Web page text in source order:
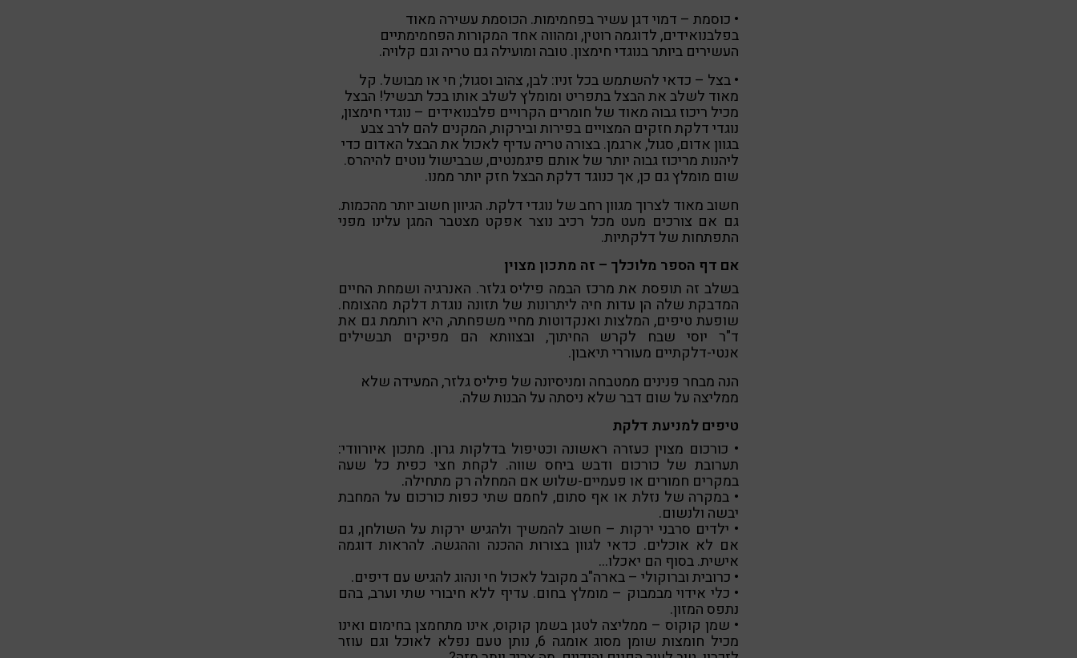
• כוסמת – דמוי דגן עשיר בפחמימות. הכוסמת עשירה מאוד
בפלבנואידים, לדוגמה רוטין, ומהווה אחד המקורות הפחמימתיים
העשירים ביותר בנוגדי חימצון. טובה ומועילה גם טריה וגם קלויה.
• בצל – כדאי להשתמש בכל זניו: לבן, צהוב וסגול; חי או מבושל. קל
מאוד לשלב את הבצל בתפריט ומומלץ לשלב אותו בכל תבשיל! הבצל
מכיל ריכוז גבוה מאוד של חומרים הקרויים פלבנואידים – נוגדי חימצון,
נוגדי דלקת חזקים המצויים בפירות ובירקות, המקנים להם לרב צבע
בגוון אדום, סגול, ארגמן. בצורה טריה עדיף לאכול את הבצל האדום כדי
ליהנות מריכוז גבוה יותר של אותם פיגמנטים, שבבישול נוטים להיהרס.
שום מומלץ גם כן, אך כנוגד דלקת הבצל חזק יותר ממנו.
חשוב מאוד לצרוך מגוון רחב של נוגדי דלקת. הגיוון חשוב יותר מהכמות.
גם אם צורכים מעט מכל רכיב נוצר אפקט מצטבר המגן עלינו מפני
התפתחות של דלקתיות.
אם דף הספר מלוכלך – זה מתכון מצוין
בשלב זה תופסת את מרכז הבמה פיליס גלזר. האנרגיה ושמחת החיים
המדבקת שלה הן עדות חיה ליתרונות של תזונה נוגדת דלקת מהצומח.
שופעת טיפים, המלצות ואנקדוטות מחיי משפחתה, היא רותמת גם את
ד"ר יוסי שבח לקרש החיתוך, ובצוותא הם מפיקים תבשילים
אנטי-דלקתיים מעוררי תיאבון.
הנה מבחר פנינים ממטבחה ומניסיונה של פיליס גלזר, המעידה שלא
ממליצה על שום דבר שלא ניסתה על הבנות שלה.
טיפים למניעת דלקת
• כורכום מצוין כעזרה ראשונה וכטיפול בדלקות גרון. מתכון איורוודי:
תערובת של כורכום ודבש ביחס שווה. לקחת חצי כפית כל שעה
במקרים חמורים או פעמיים-שלוש אם המחלה רק מתחילה.
• במקרה של נזלת או אף סתום, לחמם שתי כפות כורכום על המחבת
יבשה ולנשום.
• ילדים סרבני ירקות – חשוב להמשיך ולהגיש ירקות על השולחן, גם
אם לא אוכלים. כדאי לגוון בצורות ההכנה וההגשה. להראות דוגמה
אישית. בסוף הם יאכלו…
• כרובית וברוקולי – בארה"ב מקובל לאכול חי ונהוג להגיש עם דיפים.
• כלי אידוי מבמבוק – מומלץ בחום. עדיף ללא חיבורי שתי וערב, בהם
נתפס המזון.
• שמן קוקוס – ממליצה לטגן בשמן קוקוס, אינו מתחמצן בחימום ואינו
מכיל חומצות שומן מסוג אומגה 6, נותן טעם נפלא לאוכל וגם עוזר